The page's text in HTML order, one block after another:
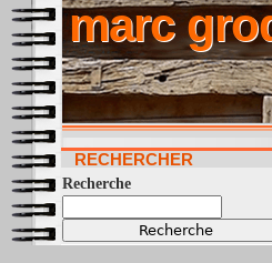
marc
RECHERCHER
Recherche